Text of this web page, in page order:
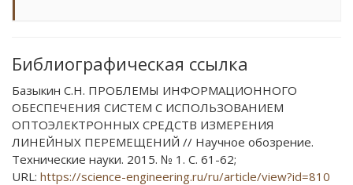
Библиографическая ссылка
Базыкин С.Н. ПРОБЛЕМЫ ИНФОРМАЦИОННОГО
ОБЕСПЕЧЕНИЯ СИСТЕМ С ИСПОЛЬЗОВАНИЕМ
ОПТОЭЛЕКТРОННЫХ СРЕДСТВ ИЗМЕРЕНИЯ
ЛИНЕЙНЫХ ПЕРЕМЕЩЕНИЙ // Научное обозрение.
Технические науки. 2015. № 1. С. 61-62;
URL: https://science-engineering.ru/ru/article/view?id=810